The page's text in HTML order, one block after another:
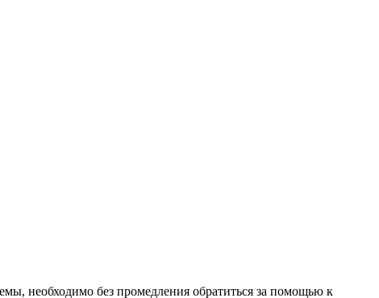
необходимо без промедления обратиться за помощью к